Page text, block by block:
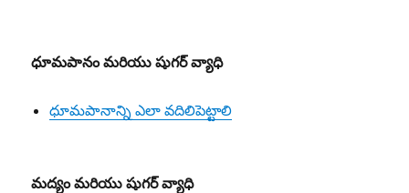
ధూమపానం మరియు షుగర్ వ్యాధి
ధూమపానాన్ని ఎలా వదిలిపెట్టాలి
మద్యం మరియు షుగర్ వ్యాధి